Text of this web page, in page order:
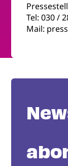
Tel: 030 /
Mail: